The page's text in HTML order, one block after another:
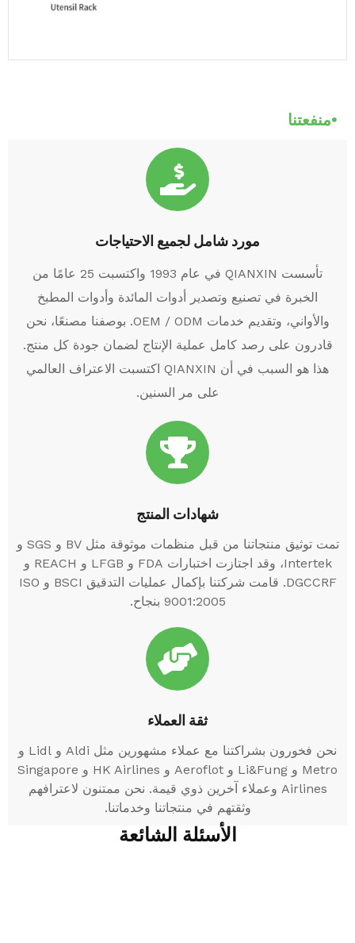
منفعتنا
مورد شامل لجميع الاحتياجات
تأسست QIANXIN في عام 1993 واكتسبت 25 عامًا من
الخبرة في تصنيع وتصدير أدوات المائدة وأدوات المطبخ
والأواني، وتقديم خدمات OEM / ODM. بوصفنا مصنعًا، نحن
قادرون على رصد كامل عملية الإنتاج لضمان جودة كل منتج.
هذا هو السبب في أن QIANXIN اكتسبت الاعتراف العالمي
على مر السنين.
شهادات المنتج
تمت توثيق منتجاتنا من قبل منظمات موثوقة مثل BV و SGS و
Intertek، وقد اجتازت اختبارات FDA و LFGB و REACH و
DGCCRF. قامت شركتنا بإكمال عمليات التدقيق BSCI و ISO
9001:2005 بنجاح.
ثقة العملاء
نحن فخورون بشراكتنا مع عملاء مشهورين مثل Aldi و Lidl و
Metro و Li&Fung و Aeroflot و HK Airlines و Singapore
Airlines وعملاء آخرين ذوي قيمة. نحن ممتنون لاعترافهم
وثقتهم في منتجاتنا وخدماتنا.
الأسئلة الشائعة